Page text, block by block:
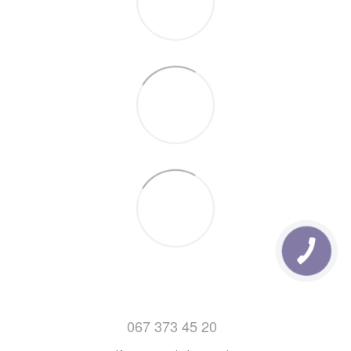
067 373 45 20